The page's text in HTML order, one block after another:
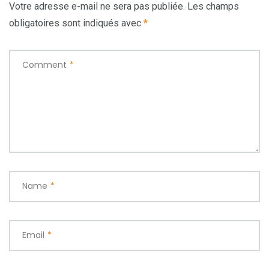
Votre adresse e-mail ne sera pas publiée. Les champs
obligatoires sont indiqués avec *
Comment *
Name *
Email *